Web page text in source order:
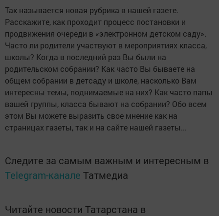
Так называется новая рубрика в нашей газете.
Расскажите, как проходит процесс постановки и
продвижения очереди в «электронном детском саду».
Часто ли родители участвуют в мероприятиях класса,
школы? Когда в последний раз Вы были на
родительском собрании? Как часто Вы бываете на
общем собрании в детсаду и школе, насколько Вам
интересны темы, поднимаемые на них? Как часто папы
вашей группы, класса бывают на собрании? Обо всем
этом Вы можете выразить свое мнение как на
страницах газеты, так и на сайте нашей газеты...
Следите за самым важным и интересным в
Telegram-канале Татмедиа
Читайте новости Татарстана в